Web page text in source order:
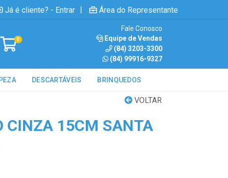
Já é cliente? - Entrar | Área do Representante
0
Fale Conosco
Equipe de Vendas
(84) 3203-3300
(84) 99916-9327
DESCARTÁVEIS BRINQUEDOS
VOLTAR
CINZA 15CM SANTA